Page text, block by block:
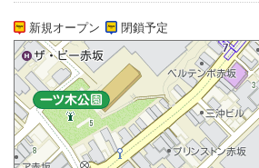
新規オープン 閉鎖予定